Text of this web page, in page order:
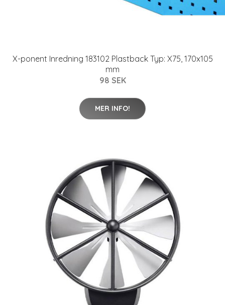
X-ponent Inredning 183102 Plastback Typ: X75, 170x105
mm
98 SEK
MER INFO!